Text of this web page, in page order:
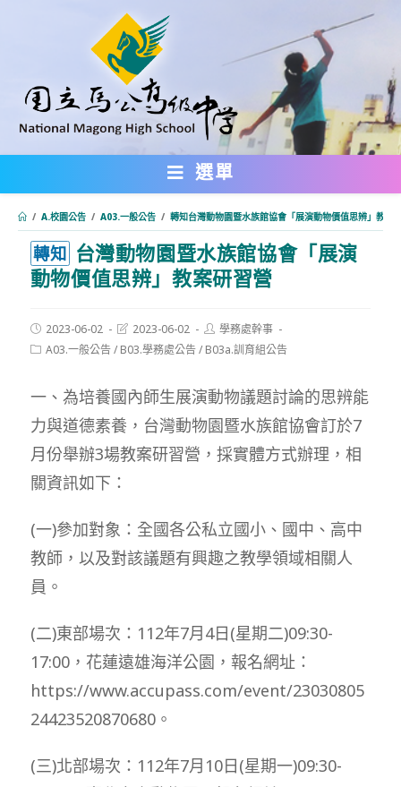
內
選單
/ A.校園公告 / A03.一般公告 / 轉知台灣動物園暨水族館協會「展演動物價值思辨」教案
轉知 台灣動物園暨水族館協會「展演
動物價值思辨」教案研習營
Post
published:
2023-06-02
Post
modified:
2023-06-02
Post
author:
學務處幹事
PostA03.一般公告/ B03.學務處公告/ B03a.訓育組公告
一、為培養國內師生展演動物議題討論的思辨能
力與道德素養，台灣動物園暨水族館協會訂於7
月份舉辦3場教案研習營，採實體方式辦理，相
關資訊如下：
(一)參加對象：全國各公私立國小、國中、高中
教師，以及對該議題有興趣之教學領域相關人
員。
(二)東部場次：112年7月4日(星期二)09:30-
17:00，花蓮遠雄海洋公園，報名網址：
https://www.accupass.com/event/23030805
24423520870680。
(三)北部場次：112年7月10日(星期一)09:30-